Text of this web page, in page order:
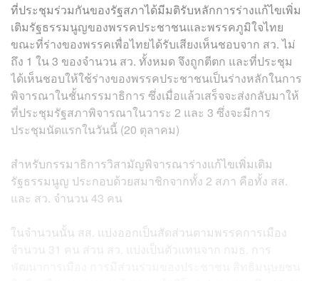
ที่ประชุมร่วมกันของรัฐสภาได้มีมติรับหลักการร่างแก้ไขเพิ่ม
เติมรัฐธรรมนูญของพรรคประชาชนและพรรคภูมิใจไทย
ขณะที่ร่างของพรรคเพื่อไทยได้รับเสียงเห็นชอบจาก สว. ไม่
ถึง 1 ใน 3 ของจำนวน สว. ทั้งหมด จึงถูกตีตก และที่ประชุม
ได้เห็นชอบให้ใช้ร่างของพรรคประชาชนเป็นร่างหลักในการ
พิจารณาในชั้นกรรมาธิการ ซึ่งเมื่อแล้วเสร็จจะส่งกลับมาให้
ที่ประชุมรัฐสภาพิจารณาในวาระ 2 และ 3 ซึ่งจะมีการ
ประชุมนัดแรกในวันนี้ (20 ตุลาคม)
สำหรับกรรมาธิการวิสามัญพิจารณาร่างแก้ไขเพิ่มเติม
รัฐธรรมนูญ ประกอบด้วยสมาชิกจากทั้ง 2 สภา คือทั้ง สส.
และ สว. จำนวน 43 คน
ในจำนวนนั้น สส. แบ่งออกเป็นสัดส่วนตามพรรคการเมือง
จำนวน 31 คน ส่วน สว. แบ่งเป็นตัวแทนจาก กมธ. การ